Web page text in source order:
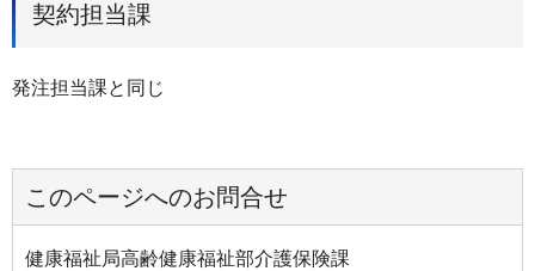
契約担当課
発注担当課と同じ
このページへのお問合せ
健康福祉局高齢健康福祉部介護保険課